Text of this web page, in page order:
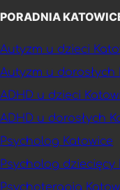
PORADNIA
Autyzm u dzieci
Autyzm u dorosłych
ADHD u dzieci
ADHD u dorosłych
Psycholog Katowice
Psycholog dziecięcy
Psychoterapia